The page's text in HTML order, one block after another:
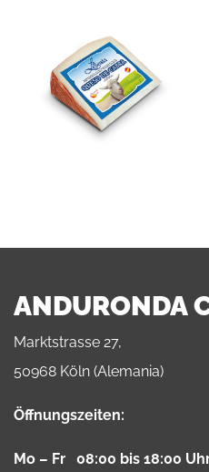
ANDURONDA
Marktstrasse 27,
50968 Köln (Alemania)
Öffnungszeiten:
Mo – Fr 08:00 bis 18:00